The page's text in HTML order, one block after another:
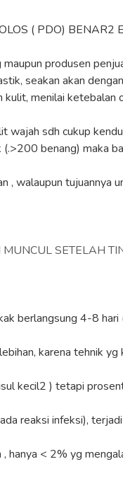
( PDO) BENAR2
produsen
seakan akan
menilai
wajah sdh cukup
benang) maka
, walaupun
SETELAH
berlangsung 4-8
karena tehnik
kecil2 ) tetapi
reaksi infeksi),
hanya < 2% yg